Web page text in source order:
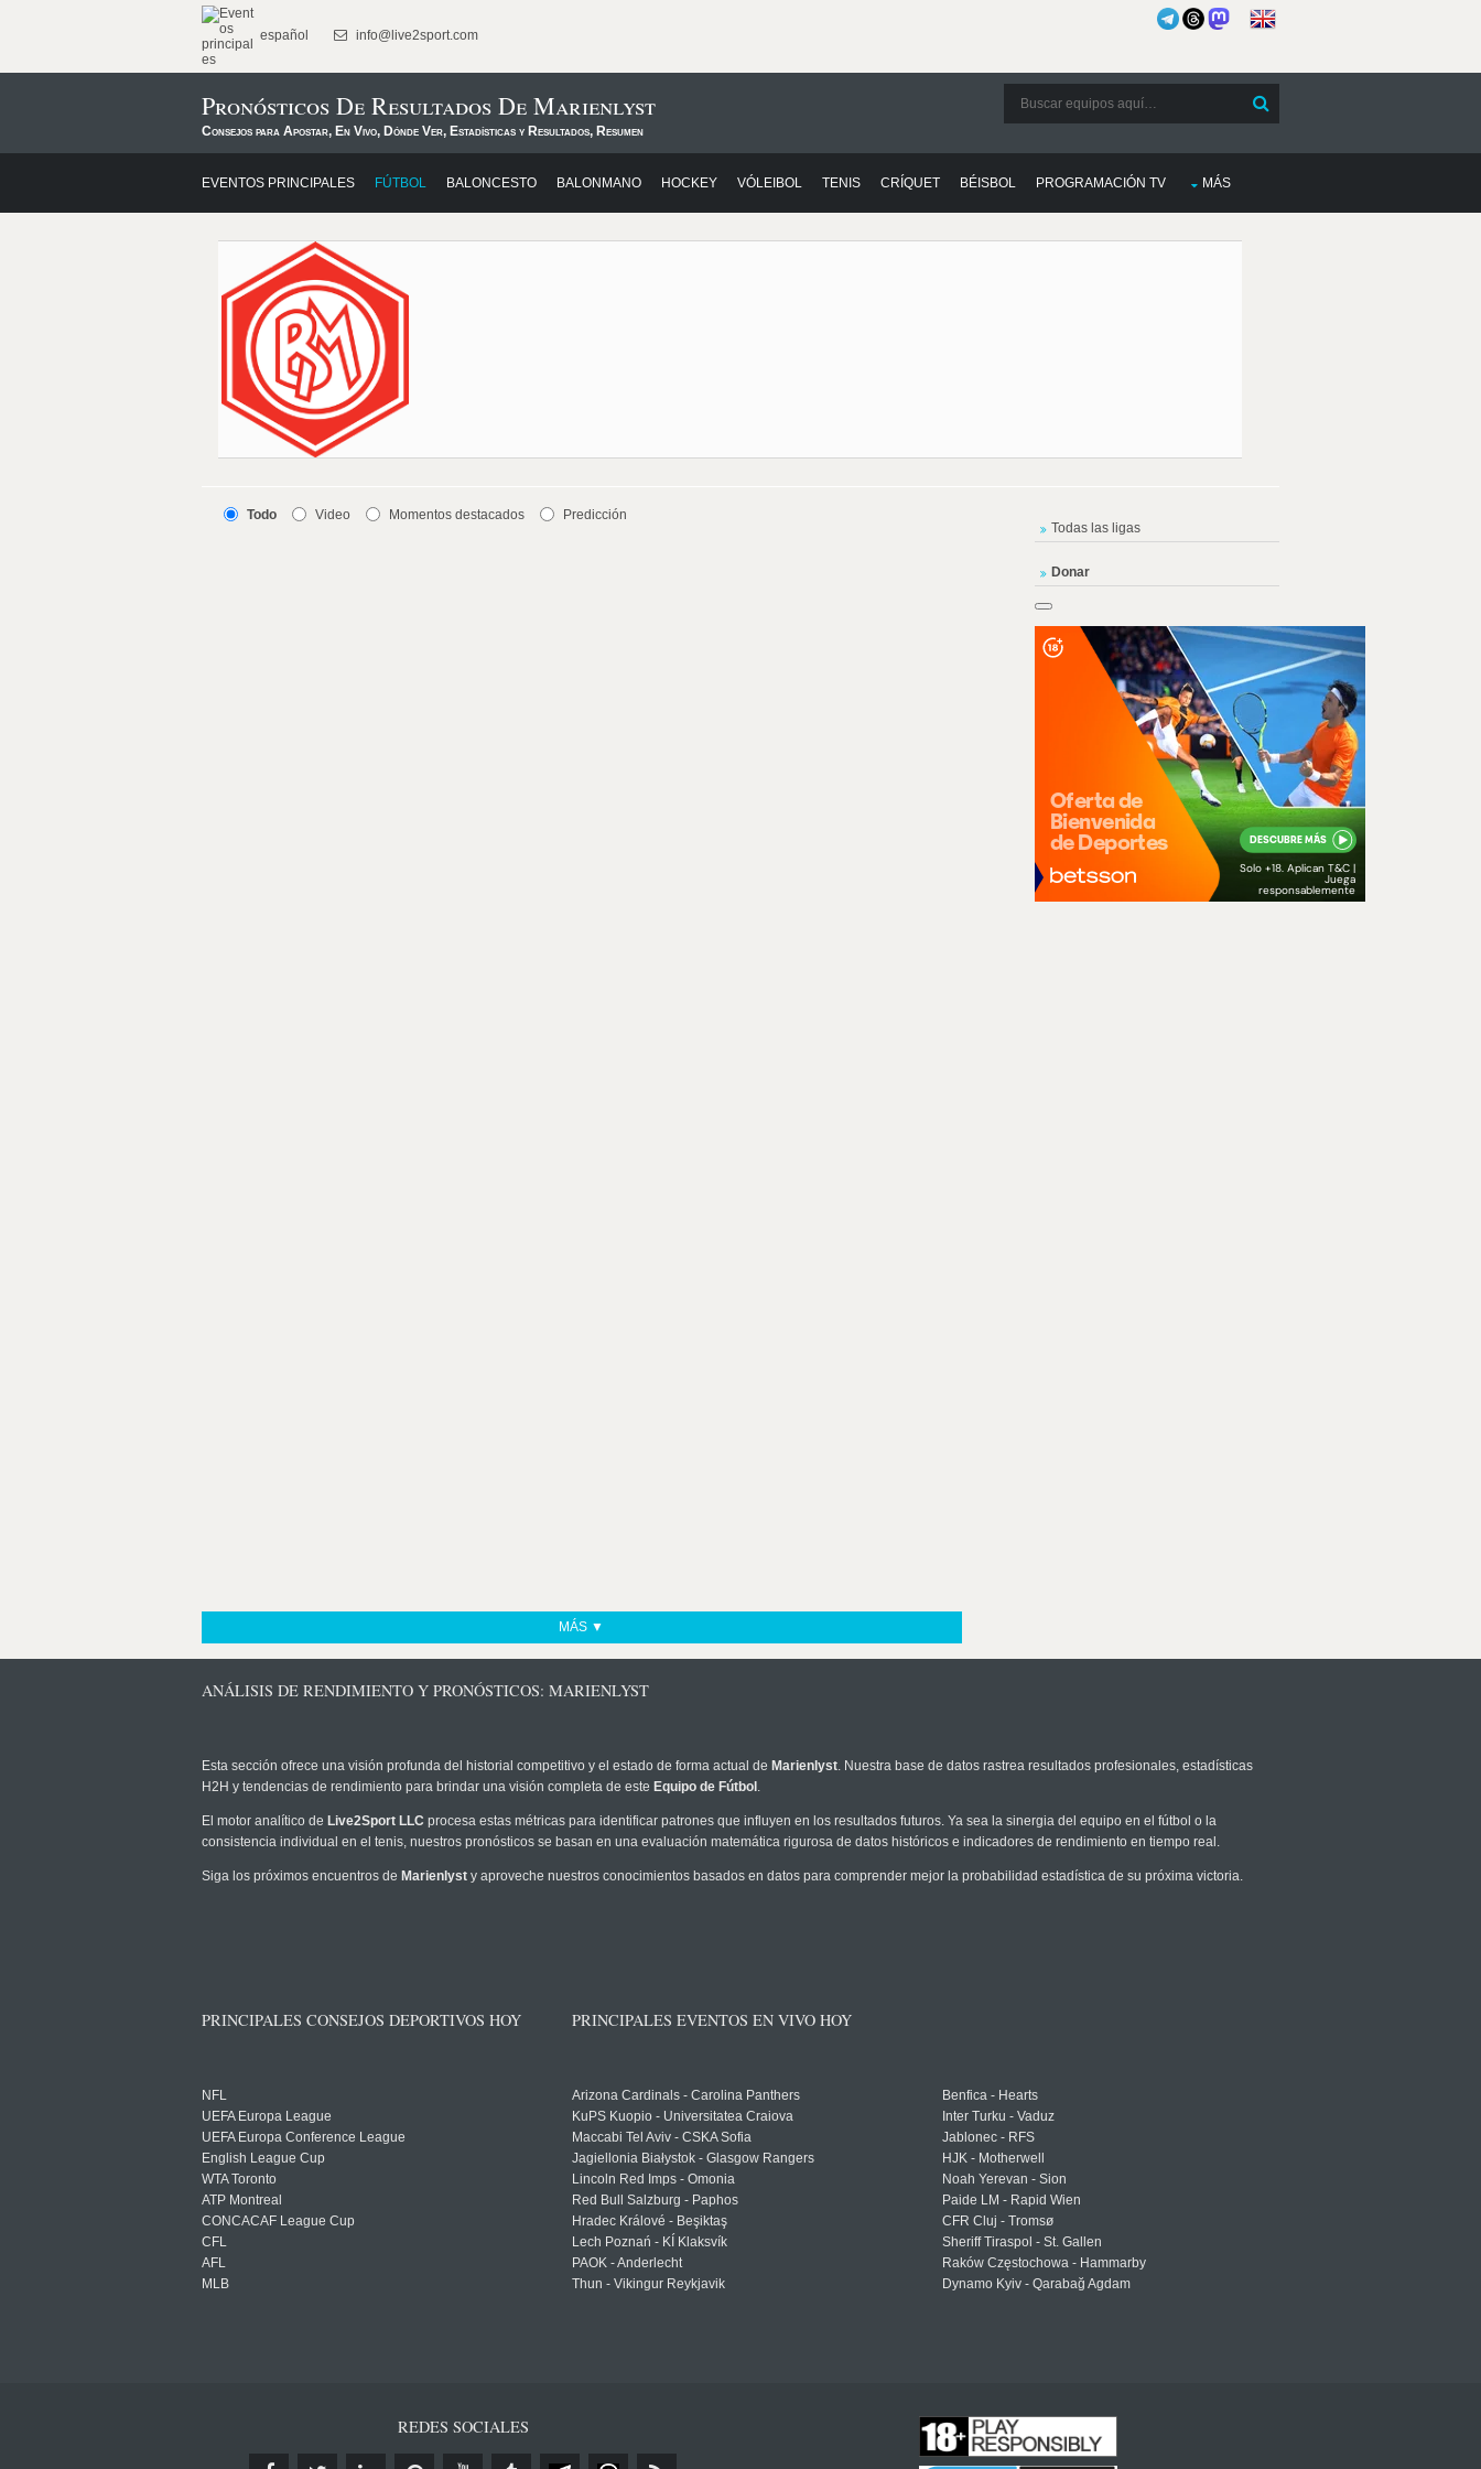
español info@live2sport.com
Pronósticos De Resultados De Marienlyst
Consejos para Apostar, En Vivo, Dónde Ver, Estadísticas y Resultados, Resumen
EVENTOS PRINCIPALES FÚTBOL BALONCESTO BALONMANO HOCKEY VÓLEIBOL TENIS CRÍQUET BÉISBOL PROGRAMACIÓN TV MÁS
Todo Video Momentos destacados Predicción
MÁS ▼
Todas las ligas
Donar
ANÁLISIS DE RENDIMIENTO Y PRONÓSTICOS: MARIENLYST
Esta sección ofrece una visión profunda del historial competitivo y el estado de forma actual de Marienlyst. Nuestra base de datos rastrea resultados profesionales, estadísticas
H2H y tendencias de rendimiento para brindar una visión completa de este Equipo de Fútbol .
El motor analítico de Live2Sport LLC procesa estas métricas para identificar patrones que influyen en los resultados futuros. Ya sea la sinergia del equipo en el fútbol o la
consistencia individual en el tenis, nuestros pronósticos se basan en una evaluación matemática rigurosa de datos históricos e indicadores de rendimiento en tiempo real.
Siga los próximos encuentros de Marienlyst y aproveche nuestros conocimientos basados en datos para comprender mejor la probabilidad estadística de su próxima victoria.
PRINCIPALES CONSEJOS DEPORTIVOS HOY
NFL
UEFA Europa League
UEFA Europa Conference League
English League Cup
WTA Toronto
ATP Montreal
CONCACAF League Cup
CFL
AFL
MLB
PRINCIPALES EVENTOS EN VIVO HOY
Arizona Cardinals - Carolina Panthers
KuPS Kuopio - Universitatea Craiova
Maccabi Tel Aviv - CSKA Sofia
Jagiellonia Białystok - Glasgow Rangers
Lincoln Red Imps - Omonia
Red Bull Salzburg - Paphos
Hradec Králové - Beşiktaş
Lech Poznań - KÍ Klaksvík
PAOK - Anderlecht
Thun - Vikingur Reykjavik
Benfica - Hearts
Inter Turku - Vaduz
Jablonec - RFS
HJK - Motherwell
Noah Yerevan - Sion
Paide LM - Rapid Wien
CFR Cluj - Tromsø
Sheriff Tiraspol - St. Gallen
Raków Częstochowa - Hammarby
Dynamo Kyiv - Qarabağ Agdam
REDES SOCIALES